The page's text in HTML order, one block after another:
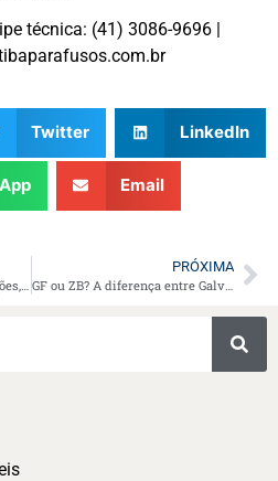
técnica: (41) 3086-9696 |
Twitter LinkedIn
Email
PRÓXIMA
GF ou ZB? A diferença entre Galvanização a Fogo e Zincagem Branca